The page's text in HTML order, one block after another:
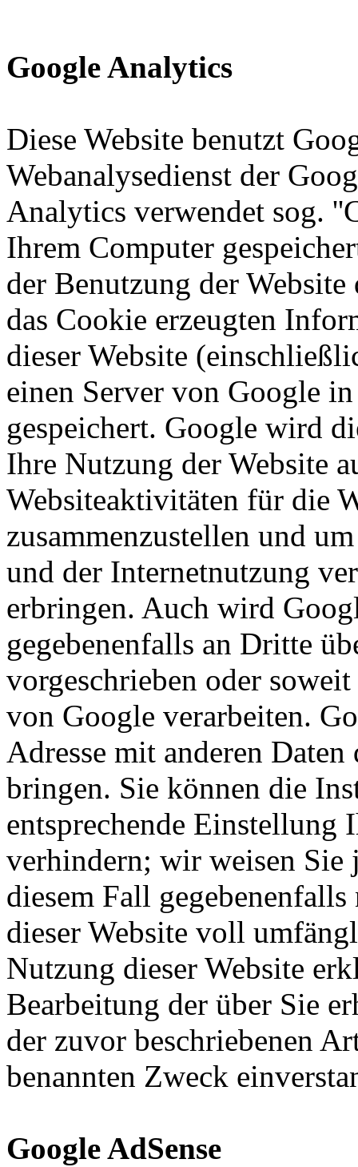
Google Analytics
Diese Website benutzt
Webanalysedienst der
Analytics verwendet sog.
Ihrem Computer
der Benutzung der
das Cookie erzeugten
dieser Website
einen Server von Google
gespeichert. Google wird
Ihre Nutzung der Website
Websiteaktivitäten für die
zusammenzustellen und
und der Internetnutzung
erbringen. Auch wird
gegebenenfalls an Dritte
vorgeschrieben oder
von Google verarbeiten.
Adresse mit anderen
bringen. Sie können die
entsprechende Einstellung
verhindern; wir weisen Sie
diesem Fall
dieser Website voll
Nutzung dieser Website
Bearbeitung der über Sie
der zuvor beschriebenen
benannten Zweck
Google AdSense